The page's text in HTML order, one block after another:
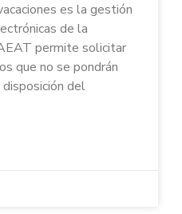
es la gestión
de la
permite solicitar
que no se pondrán
del